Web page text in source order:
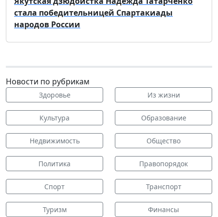
стала победительницей Спартакиады
народов России
Новости по рубрикам
Здоровье Из жизни
Культура Образование
Недвижимость Общество
Политика Правопорядок
Спорт Транспорт
Туризм Финансы